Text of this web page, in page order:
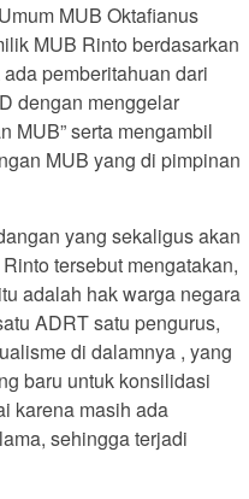
MUB Oktafianus
MUB Rinto berdasarkan
pemberitahuan dari
dengan menggelar
MUB” serta mengambil
MUB yang di pimpinan
yang sekaligus akan
tersebut mengatakan,
adalah hak warga negara
ADRT satu pengurus,
di dalamnya , yang
baru untuk konsilidasi
karena masih ada
sehingga terjadi